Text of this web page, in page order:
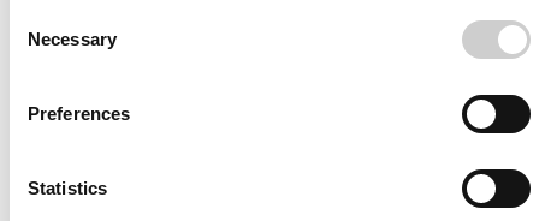
Selection
Necessary
Preferences
Statistics
Related Products